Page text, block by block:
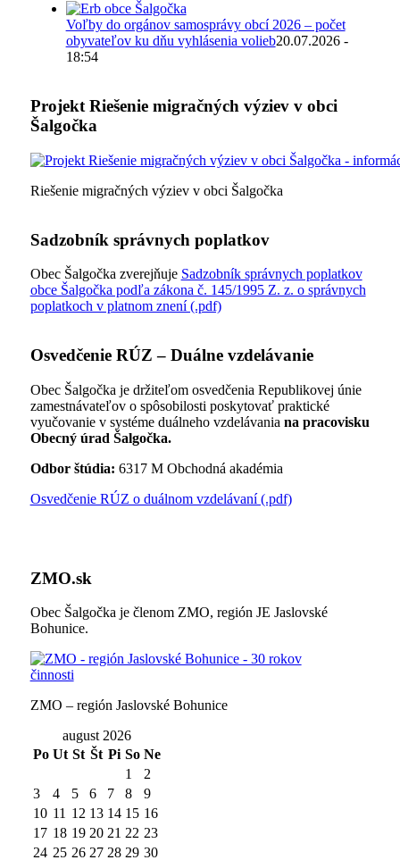
Voľby do orgánov samosprávy obcí 2026 – počet
obyvateľov ku dňu vyhlásenia volieb20.07.2026 -
18:54
Projekt Riešenie migračných výziev v obci
Šalgočka
Riešenie migračných výziev v obci Šalgočka
Sadzobník správnych poplatkov
Obec Šalgočka zverejňuje Sadzobník správnych poplatkov
obce Šalgočka podľa zákona č. 145/1995 Z. z. o správnych
poplatkoch v platnom znení (.pdf)
Osvedčenie RÚZ – Duálne vzdelávanie
Obec Šalgočka je držiteľom osvedčenia Republikovej únie
zamestnávateľov o spôsobilosti poskytovať praktické
vyučovanie v systéme duálneho vzdelávania na pracovisku
Obecný úrad Šalgočka.
Odbor štúdia: 6317 M Obchodná akadémia
Osvedčenie RÚZ o duálnom vzdelávaní (.pdf)
ZMO.sk
Obec Šalgočka je členom ZMO, región JE Jaslovské
Bohunice.
ZMO – región Jaslovské Bohunice
august 2026
Po Ut St Št Pi So Ne
1
2
3
4 5 6 7 8
9
10 11 12 13 14 15 16
17 18 19 20 21 22 23
24 25 26 27 28 29 30